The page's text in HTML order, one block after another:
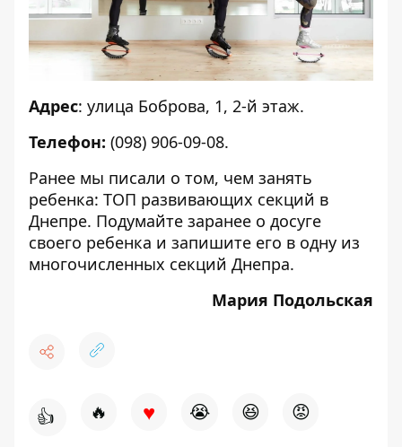
Адрес: улица Боброва, 1, 2-й этаж.
Телефон: (098) 906-09-08.
Ранее мы писали о том, чем занять
ребенка: ТОП развивающих секций в
Днепре. Подумайте заранее о досуге
своего ребенка и запишите его в одну из
многочисленных секций Днепра.
Мария Подольская
👍 🔥 ♥ 😭 😆 😡